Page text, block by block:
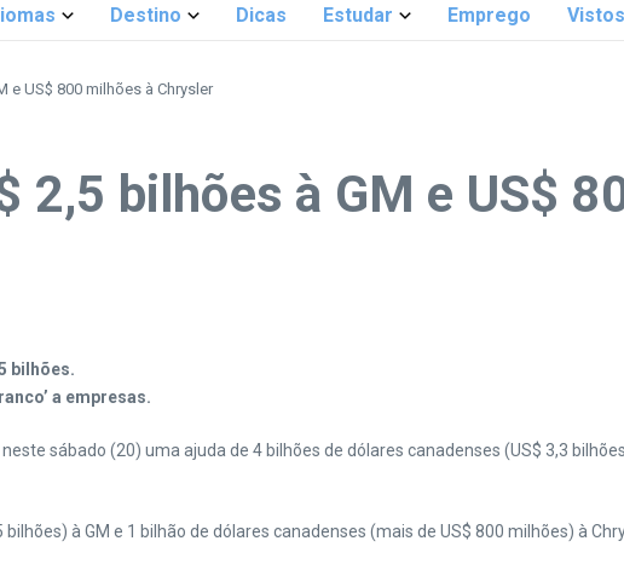
Destino Dicas Estudar Emprego Vistos
e US$ 800 milhões à Chrysler
2,5 bilhões à GM e US$
bilhões.
a empresas.
sábado (20) uma ajuda de 4 bilhões de dólares canadenses (US$ 3,3
à GM e 1 bilhão de dólares canadenses (mais de US$ 800 milhões) à